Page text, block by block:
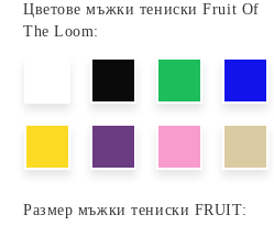
Цветове мъжки тениски Fruit Of
The Loom:
Размер мъжки тениски FRUIT: